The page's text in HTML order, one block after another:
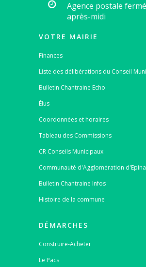
Agence postale
après-midi
VOTRE MAIRIE
Finances
Liste des délibérations du Conseil
Bulletin Chantraine Echo
Élus
Coordonnées et horaires
Tableau des Commissions
CR Conseils Municipaux
Communauté d'Agglomération
Bulletin Chantraine Infos
Histoire de la commune
DÉMARCHES
Construire-Acheter
Le Pacs